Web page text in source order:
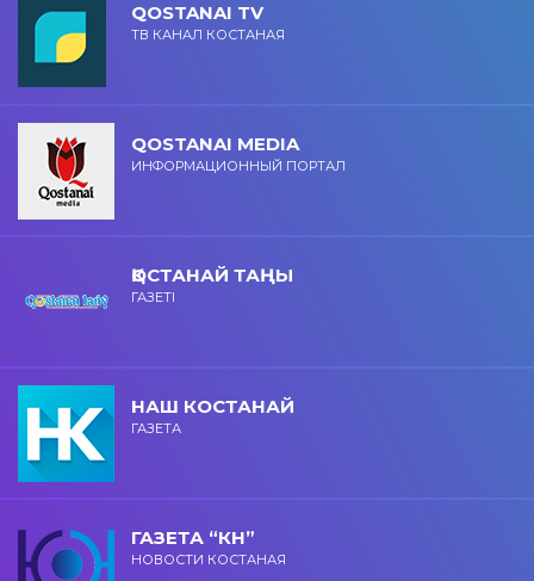
QOSTANAI TV
ТВ КАНАЛ КОСТАНАЯ
QOSTANAI MEDIA
ИНФОРМАЦИОННЫЙ ПОРТАЛ
ҚОСТАНАЙ ТАҢЫ
ГАЗЕТІ
НАШ КОСТАНАЙ
ГАЗЕТА
ГАЗЕТА “КН”
НОВОСТИ КОСТАНАЯ